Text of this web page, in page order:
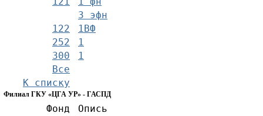
3 эфн
122
1ВФ
252
1
300
1
Все
К списку
Филиал ГКУ «ЦГА УР» - ГАСПД
Фонд
Опись